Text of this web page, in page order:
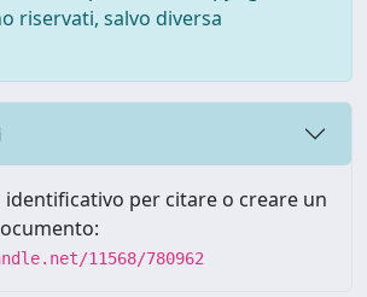
riservati, salvo diversa
identificativo per citare o creare un
11568/780962